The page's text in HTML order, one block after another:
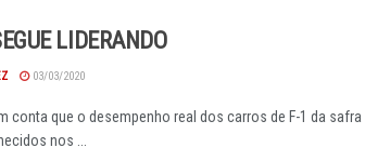
LIDERANDO
03/03/2020
conta que o desempenho real dos carros de F-1 da safra
nos ...